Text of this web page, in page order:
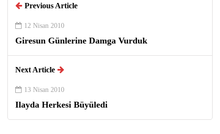
Previous Article
12 Nisan 2010
Giresun Günlerine Damga Vurduk
Next Article
13 Nisan 2010
Ilayda Herkesi Büyüledi